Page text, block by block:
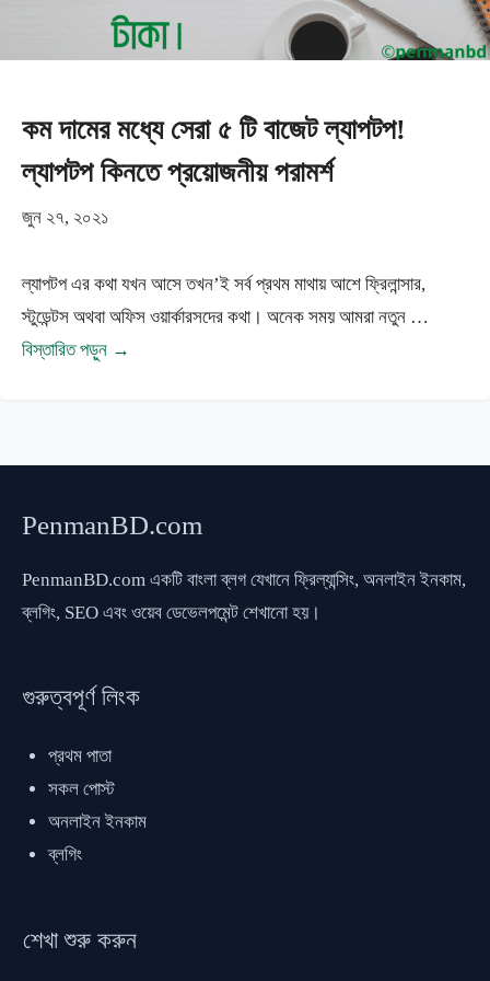
কম দামের মধ্যে সেরা ৫ টি বাজেট ল্যাপটপ!
ল্যাপটপ কিনতে প্রয়োজনীয় পরামর্শ
জুন ২৭, ২০২১
ল্যাপটপ এর কথা যখন আসে তখন’ই সর্ব প্রথম মাথায় আশে ফ্রিলান্সার,
স্টুডেন্টস অথবা অফিস ওয়ার্কারসদের কথা। অনেক সময় আমরা নতুন …
বিস্তারিত পড়ুন →
PenmanBD.com
PenmanBD.com একটি বাংলা ব্লগ যেখানে ফ্রিল্যান্সিং, অনলাইন ইনকাম,
ব্লগিং, SEO এবং ওয়েব ডেভেলপমেন্ট শেখানো হয়।
গুরুত্বপূর্ণ লিংক
প্রথম পাতা
সকল পোস্ট
অনলাইন ইনকাম
ব্লগিং
শেখা শুরু করুন